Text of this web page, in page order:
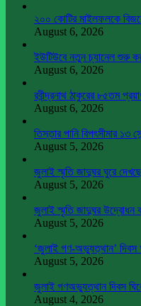
২০০ কোটির মাইলফলকে
August 6, 2026
ইউটিউবে নতুন চ্যানেল শুরু
August 6, 2026
রবীন্দ্রনাথ ঠাকুরের ৮৫তম
August 6, 2026
তিস্তার পানি বিপৎসীমার ১৩
August 5, 2026
জুলাই স্মৃতি জাদুঘর ঘুরে
August 5, 2026
জুলাই স্মৃতি জাদুঘর উদ্বোধন
August 5, 2026
‘জুলাই গণ-অভ্যুত্থান’
August 5, 2026
জুলাই গণঅভ্যুত্থান দিবস
August 4, 2026